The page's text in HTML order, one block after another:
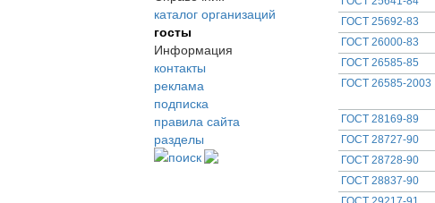
каталог организаций
госты
Информация
контакты
реклама
подписка
правила сайта
разделы
поиск
ГОСТ 25692-83
ГОСТ 26000-83
ГОСТ 26585-85
ГОСТ 26585-2003
ГОСТ 28169-89
ГОСТ 28727-90
ГОСТ 28728-90
ГОСТ 28837-90